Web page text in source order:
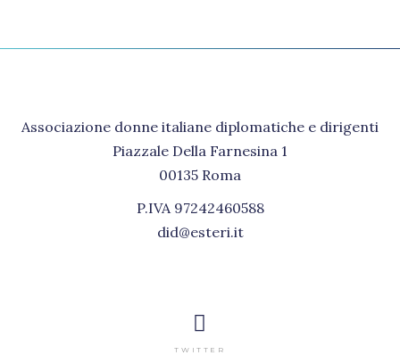
Associazione donne italiane diplomatiche e dirigenti
Piazzale Della Farnesina 1
00135 Roma
P.IVA 97242460588
did@esteri.it
TWITTER